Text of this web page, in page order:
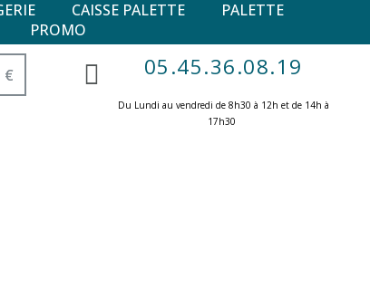
CAISSE PALETTE
PALETTE
PROMO
05.45.36.08.19
Du Lundi au vendredi de 8h30 à 12h et de 14h à
17h30 ​